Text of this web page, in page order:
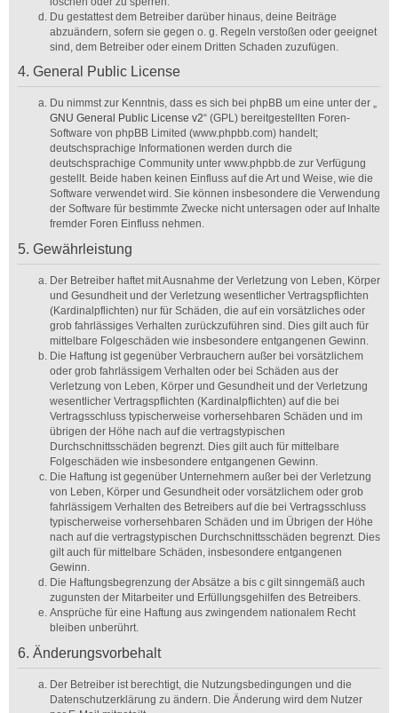
Du gestattest dem Betreiber darüber hinaus, deine Beiträge
abzuändern, sofern sie gegen o. g. Regeln verstoßen oder geeignet
sind, dem Betreiber oder einem Dritten Schaden zuzufügen.
4. General Public License
Du nimmst zur Kenntnis, dass es sich bei phpBB um eine unter der „
GNU General Public License v2“ (GPL) bereitgestellten Foren-
Software von phpBB Limited (www.phpbb.com) handelt;
deutschsprachige Informationen werden durch die
deutschsprachige Community unter www.phpbb.de zur Verfügung
gestellt. Beide haben keinen Einfluss auf die Art und Weise, wie die
Software verwendet wird. Sie können insbesondere die Verwendung
der Software für bestimmte Zwecke nicht untersagen oder auf Inhalte
fremder Foren Einfluss nehmen.
5. Gewährleistung
Der Betreiber haftet mit Ausnahme der Verletzung von Leben, Körper
und Gesundheit und der Verletzung wesentlicher Vertragspflichten
(Kardinalpflichten) nur für Schäden, die auf ein vorsätzliches oder
grob fahrlässiges Verhalten zurückzuführen sind. Dies gilt auch für
mittelbare Folgeschäden wie insbesondere entgangenen Gewinn.
Die Haftung ist gegenüber Verbrauchern außer bei vorsätzlichem
oder grob fahrlässigem Verhalten oder bei Schäden aus der
Verletzung von Leben, Körper und Gesundheit und der Verletzung
wesentlicher Vertragspflichten (Kardinalpflichten) auf die bei
Vertragsschluss typischerweise vorhersehbaren Schäden und im
übrigen der Höhe nach auf die vertragstypischen
Durchschnittsschäden begrenzt. Dies gilt auch für mittelbare
Folgeschäden wie insbesondere entgangenen Gewinn.
Die Haftung ist gegenüber Unternehmern außer bei der Verletzung
von Leben, Körper und Gesundheit oder vorsätzlichem oder grob
fahrlässigem Verhalten des Betreibers auf die bei Vertragsschluss
typischerweise vorhersehbaren Schäden und im Übrigen der Höhe
nach auf die vertragstypischen Durchschnittsschäden begrenzt. Dies
gilt auch für mittelbare Schäden, insbesondere entgangenen
Gewinn.
Die Haftungsbegrenzung der Absätze a bis c gilt sinngemäß auch
zugunsten der Mitarbeiter und Erfüllungsgehilfen des Betreibers.
Ansprüche für eine Haftung aus zwingendem nationalem Recht
bleiben unberührt.
6. Änderungsvorbehalt
Der Betreiber ist berechtigt, die Nutzungsbedingungen und die
Datenschutzerklärung zu ändern. Die Änderung wird dem Nutzer